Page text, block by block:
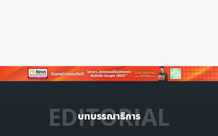
บทบรรณาธิการ
EDITORIAL